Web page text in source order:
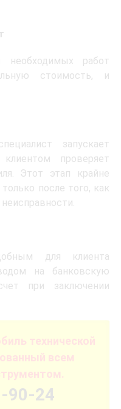
необходимых работ
стоимость, и
запускает
проверяет
Этот этап крайне
после того, как
для клиента
на банковскую
при заключении
технической
всем
90-24